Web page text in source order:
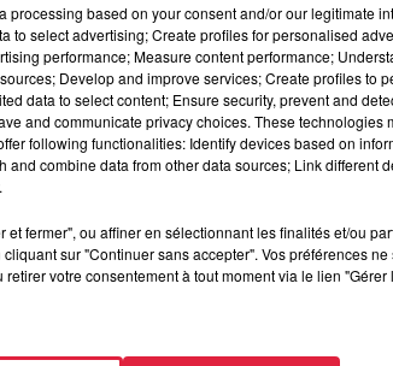
rhinois. Lors de sa carrière en amateur, le
niveau national dans les catégories
portiers français. Depuis sa mort le
immense. Depuis sa mort à moto,la police
moto-cross avant de percuter un
au CHU de Strasbourg Hautepierre
processing based on your consent and/or our legitimate
to select advertising; Create profiles for personalised
performance; Measure content performance;
Develop and improve services; Create profiles to
data to select content; Ensure security, prevent and
and communicate privacy choices. These technologies
following functionalities: Identify devices based on
combine data from other data sources; Link different
fermer", ou affiner en sélectionnant les finalités et/ou
sur "Continuer sans accepter". Vos préférences
votre consentement à tout moment via le lien